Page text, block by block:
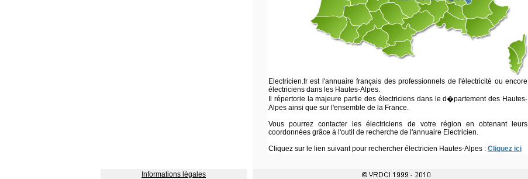
Electricien.fr est l'annuaire français des professionnels de l'électricité ou encore
électriciens dans les Hautes-Alpes.
Il répertorie la majeure partie des électriciens dans le d�partement des Hautes-
Alpes ainsi que sur l'ensemble de la France.
Vous pourrez contacter les électriciens de votre région en obtenant leurs
coordonnées grâce à l'outil de recherche de l'annuaire Electricien.
Cliquez sur le lien suivant pour rechercher électricien Hautes-Alpes : Cliquez ici
Informations légales